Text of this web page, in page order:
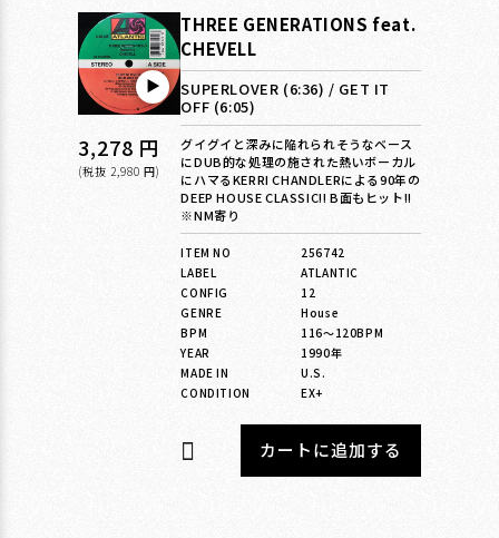
▶︎
通
常
3,278 円
(税抜 2,980 円)
THREE GENERATIONS feat.
CHEVELL
SUPERLOVER (6:36) / GET IT
OFF (6:05)
グイグイと深みに陥れられそうなベース
にDUB的な処理の施された熱いボーカル
にハマるKERRI CHANDLERによる90年の
DEEP HOUSE CLASSIC!! B面もヒット!!
※NM寄り
ITEM NO
256742
LABEL
ATLANTIC
CONFIG
12
GENRE
House
BPM
116〜120BPM
YEAR
1990年
MADE IN
U.S.
CONDITION
EX+
カートに追加する